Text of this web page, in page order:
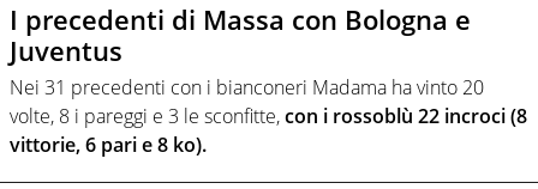
I precedenti di Massa con Bologna e
Juventus
Nei 31 precedenti con i bianconeri Madama ha vinto 20
volte, 8 i pareggi e 3 le sconfitte,con i rossoblù 22 incroci (8
vittorie, 6 pari e 8 ko).